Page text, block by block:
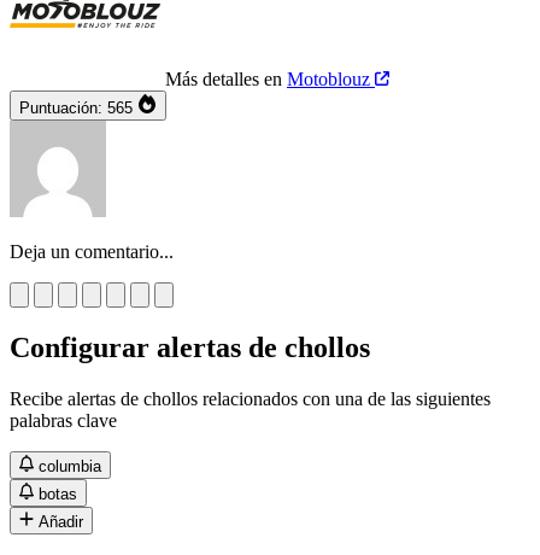
Más detalles en Motoblouz
Puntuación: 565
Deja un comentario...
Configurar alertas de chollos
Recibe alertas de chollos relacionados con una de las siguientes
palabras clave
columbia
botas
Añadir